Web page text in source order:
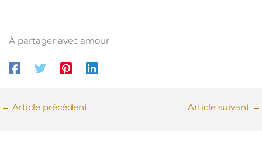
À partager avec amour
← Article précédent Article suivant →